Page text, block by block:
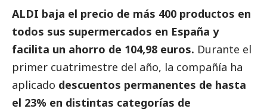
ALDI baja el precio de más 400 productos en
todos sus supermercados en España y
facilita un ahorro de 104,98 euros. Durante el
primer cuatrimestre del año, la compañía ha
aplicado descuentos permanentes de hasta
el 23% en distintas categorías de